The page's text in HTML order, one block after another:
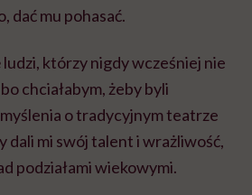
dać mu pohasać.
którzy nigdy wcześniej nie
chciałabym, żeby byli
o tradycyjnym teatrze
dali mi swój talent i wrażliwość,
podziałami wiekowymi.